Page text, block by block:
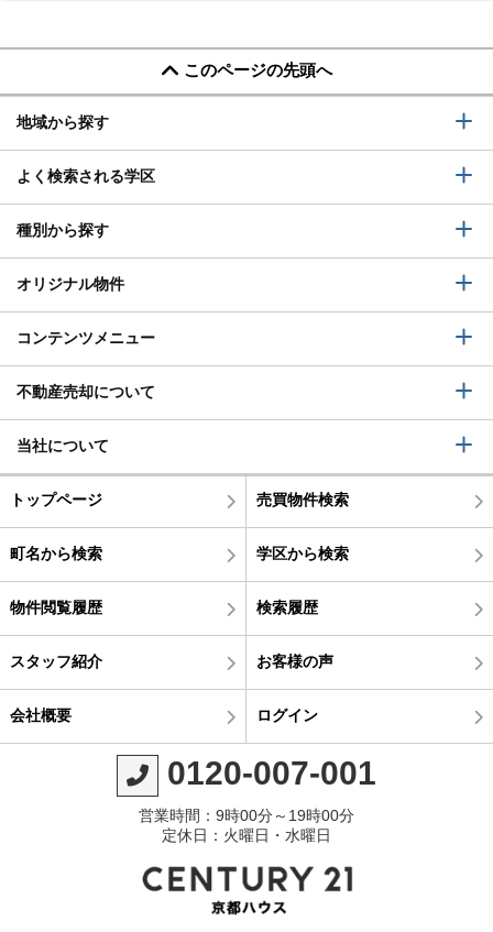
このページの先頭へ
地域から探す
よく検索される学区
種別から探す
オリジナル物件
コンテンツメニュー
不動産売却について
当社について
トップページ 売買物件検索
町名から検索 学区から検索
物件閲覧履歴 検索履歴
スタッフ紹介 お客様の声
会社概要 ログイン
0120-007-001
営業時間：9時00分～19時00分
定休日：火曜日・水曜日